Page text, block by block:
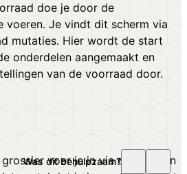
Was dit behulpzaam?
doe je door de
voeren. Je vindt dit scherm via
mutaties. Hier wordt de start
onderdelen aangemaakt en
van de voorraad door.
voer je in via onderdelen